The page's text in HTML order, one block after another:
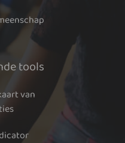
tools
van